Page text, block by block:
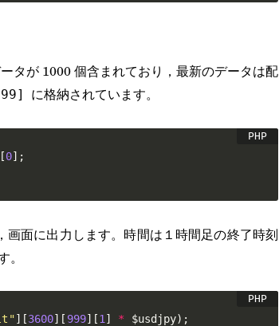
タが 1000 個含まれており，最新のデータは配
に格納されています。
[0] ;
画面に出力します。時間は１時間足の終了時刻
] [3600] [ 999] [1 ] * $usdjpy) ;